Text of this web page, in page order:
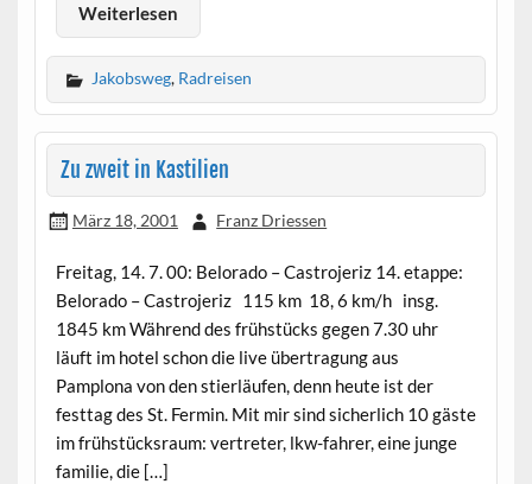
Weiterlesen
Jakobsweg, Radreisen
Zu zweit in Kastilien
März 18, 2001 Franz Driessen
Freitag, 14. 7. 00: Belorado – Castrojeriz 14. etappe:
Belorado – Castrojeriz 115 km 18, 6 km/h insg.
1845 km Während des frühstücks gegen 7.30 uhr
läuft im hotel schon die live übertragung aus
Pamplona von den stierläufen, denn heute ist der
festtag des St. Fermin. Mit mir sind sicherlich 10 gäste
im frühstücksraum: vertreter, lkw-fahrer, eine junge
familie, die […]